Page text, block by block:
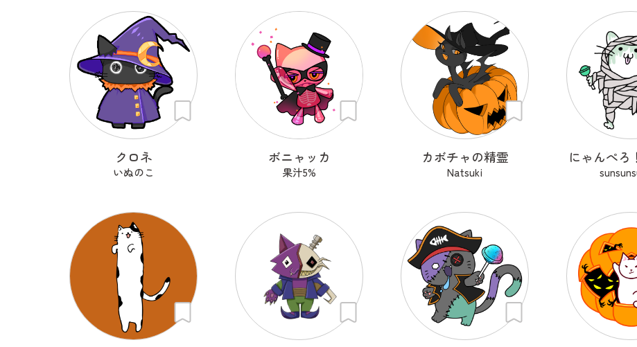
クロネ
いぬのこ
ボニャッカ
果汁5%
カボチャの精霊
Natsuki
にゃんぺろ